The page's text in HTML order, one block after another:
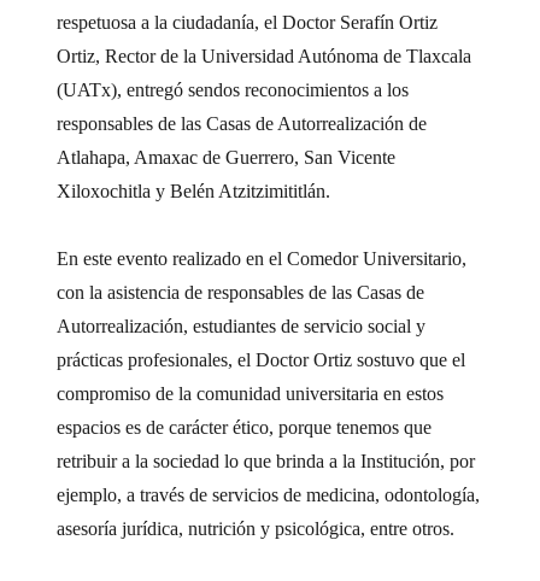
respetuosa a la ciudadanía, el Doctor Serafín Ortiz
Ortiz, Rector de la Universidad Autónoma de Tlaxcala
(UATx), entregó sendos reconocimientos a los
responsables de las Casas de Autorrealizaciónde
Atlahapa, Amaxac de Guerrero, San Vicente
Xiloxochitla y Belén Atzitzimititlán.
En este evento realizado en el Comedor Universitario,
con la asistencia de responsables de las Casas de
Autorrealización, estudiantes de servicio social y
prácticas profesionales, el Doctor Ortiz sostuvo que el
compromiso de la comunidad universitaria en estos
espacios es de carácter ético, porque tenemos que
retribuir a la sociedad lo que brinda a la Institución, por
ejemplo, a través de servicios de medicina, odontología,
asesoría jurídica, nutrición y psicológica, entre otros.